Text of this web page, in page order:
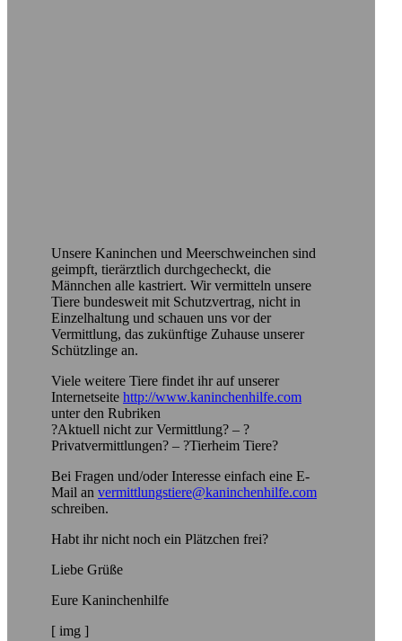
Unsere Kaninchen und Meerschweinchen sind
geimpft, tierärztlich durchgecheckt, die
Männchen alle kastriert. Wir vermitteln unsere
Tiere bundesweit mit Schutzvertrag, nicht in
Einzelhaltung und schauen uns vor der
Vermittlung, das zukünftige Zuhause unserer
Schützlinge an.
Viele weitere Tiere findet ihr auf unserer
Internetseite http://www.kaninchenhilfe.com
unter den Rubriken
?Aktuell nicht zur Vermittlung? – ?
Privatvermittlungen? – ?Tierheim Tiere?
Bei Fragen und/oder Interesse einfach eine E-
Mail an vermittlungstiere@kaninchenhilfe.com
schreiben.
Habt ihr nicht noch ein Plätzchen frei?
Liebe Grüße
Eure Kaninchenhilfe
[ img ]